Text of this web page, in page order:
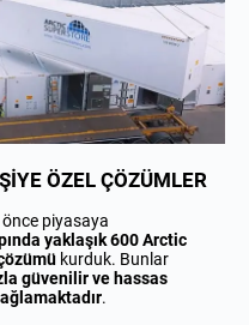
ÖZEL ÇÖZÜMLER
önce piyasaya
yaklaşık 600 Arctic
kurduk. Bunlar
güvenilir ve hassas
.